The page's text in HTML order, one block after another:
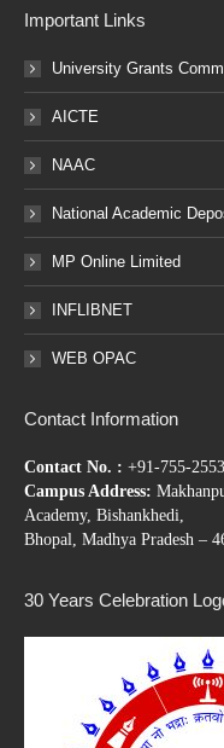
Important Links
University Grants
AICTE
NAAC
National Academic
MP Online Limited
INFLIBNET
WEB OPAC
Contact Information
Contact No. : +91-755-
Campus Address:
Academy, Bishankhedi,
Bhopal, Madhya Pradesh –
30 Years Celebration